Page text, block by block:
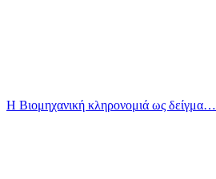
Η Βιομηχανική κληρονομιά ως δείγμα…